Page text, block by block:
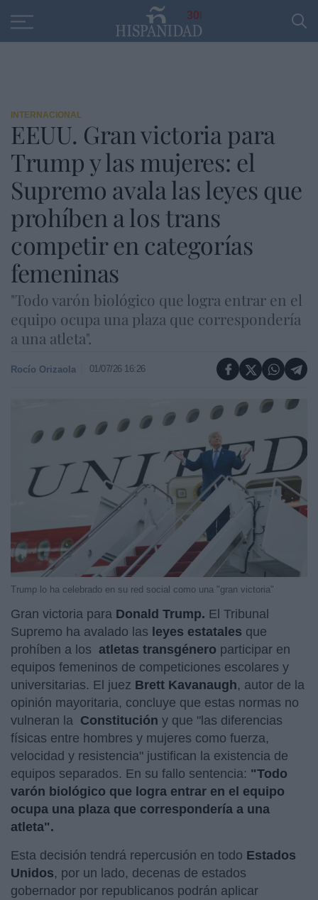
30
INTERNACIONAL
EEUU. Gran victoria para
Trump y las mujeres: el
Supremo avala las leyes que
prohíben a los trans
competir en categorías
femeninas
"Todo varón biológico que logra entrar en el
equipo ocupa una plaza que correspondería
a una atleta".
Rocío Orizaola 01/07/26 16:26
Trump lo ha celebrado en su red social como una "gran victoria"
Gran victoria para Donald Trump. El Tribunal
Supremo ha avalado las leyes estatales que
prohíben a los atletas transgénero participar en
equipos femeninos de competiciones escolares y
universitarias. El juez Brett Kavanaugh, autor de la
opinión mayoritaria, concluye que estas normas no
vulneran la Constitución y que "las diferencias
físicas entre hombres y mujeres como fuerza,
velocidad y resistencia" justifican la existencia de
equipos separados. En su fallo sentencia: "Todo
varón biológico que logra entrar en el equipo
ocupa una plaza que correspondería a una
atleta".
Esta decisión tendrá repercusión en todo Estados
Unidos, por un lado, decenas de estados
gobernador por republicanos podrán aplicar